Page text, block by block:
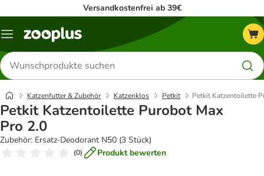
Versandkostenfrei ab 39€
Menü
Produkte
suchen
Katzenfutter & Zubehör Katzenklos Petkit Petkit Katzentoilette
Petkit Katzentoilette Purobot Max
Pro 2.0
Zubehör: Ersatz-Deodorant N50 (3 Stück)
(0) Produkt bewerten